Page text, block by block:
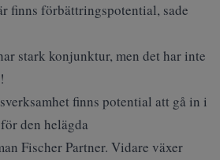
finns förbättringspotential, sade
stark konjunktur, men det har inte
finns potential att gå in i
den helägda
Fischer Partner. Vidare växer